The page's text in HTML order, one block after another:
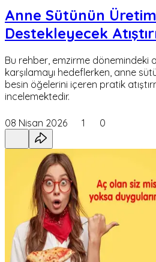
Anne Sütünün
Destekleyecek
Bu rehber, emzirme dönemindeki
karşılamayı hedeflerken, anne
besin öğelerini içeren pratik
incelemektedir.
08 Nisan 2026 1 0